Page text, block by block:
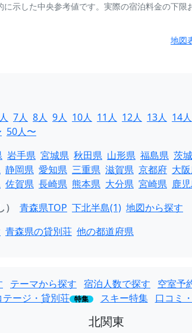
示した中央参考値です。実際の宿泊料金の下限
地図
7人 8人 9人 10人 11人 12人 13人 14人
50人〜
岩手県 宮城県 秋田県 山形県 福島県 茨
静岡県 愛知県 三重県 滋賀県 京都府 大
佐賀県 長崎県 熊本県 大分県 宮崎県 鹿
青森県TOP 下北半島(1) 地図から探す
青森県の貸別荘 他の都道府県
テーマから探す 宿泊人数で探す 空室予
テージ・貸別荘 特集 スキー特集 口コミ
北関東